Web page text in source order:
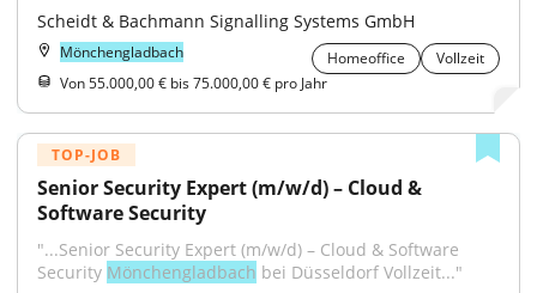
Scheidt & Bachmann Signalling Systems GmbH
Mönchengladbach Homeoffice
Vollzeit
Von 55.000,00 € bis 75.000,00 € pro Jahr
TOP-JOB
Senior Security Expert (m/w/d) – Cloud &
Software Security
"...Senior Security Expert (m/w/d) – Cloud & Software
Security Mönchengladbach bei Düsseldorf Vollzeit..."